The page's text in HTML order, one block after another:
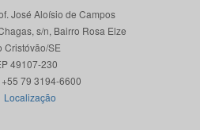
José Aloísio de Campos
s/n, Bairro Rosa Elze
Cristóvão/SE
49107-230
Localização